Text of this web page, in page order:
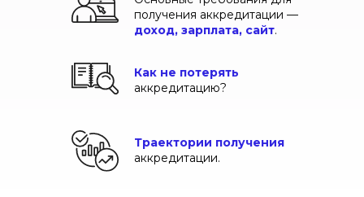
получения аккредитации —
доход, зарплата, сайт.
Как не потерять
аккредитацию?
Траектории получения
аккредитации.